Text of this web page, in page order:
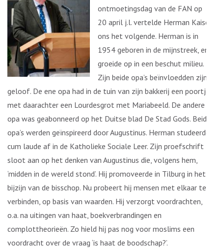
ontmoetingsdag van de FAN op
20 april j.l. vertelde Herman Kaiser
ons het volgende. Herman is in
1954 geboren in de mijnstreek, en
groeide op in een beschut milieu.
Zijn beide opa’s beïnvloedden zijn
geloof. De ene opa had in de tuin van zijn bakkerij een poortje
met daarachter een Lourdesgrot met Mariabeeld. De andere
opa was geabonneerd op het Duitse blad De Stad Gods. Beide
opa’s werden geïnspireerd door Augustinus. Herman studeerde
cum laude af in de Katholieke Sociale Leer. Zijn proefschrift
sloot aan op het denken van Augustinus die, volgens hem,
‘midden in de wereld stond’. Hij promoveerde in Tilburg in het
bijzijn van de bisschop. Nu probeert hij mensen met elkaar te
verbinden, op basis van waarden. Hij verzorgt voordrachten,
o.a. na uitingen van haat, boekverbrandingen en
complottheorieën. Zo hield hij pas nog voor moslims een
voordracht over de vraag ‘is haat de boodschap?’.